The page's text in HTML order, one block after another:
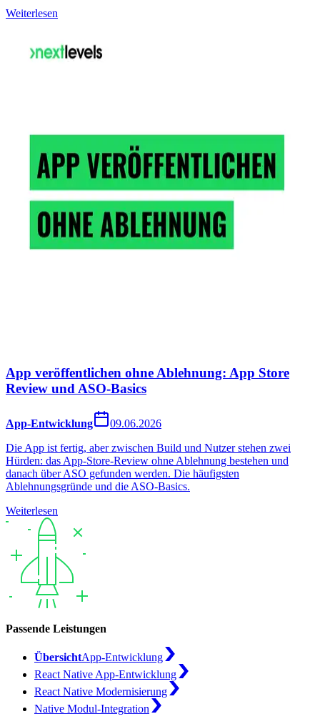
Weiterlesen
App veröffentlichen ohne Ablehnung: App Store
Review und ASO-Basics
App-Entwicklung
09.06.2026
Die App ist fertig, aber zwischen Build und Nutzer stehen zwei
Hürden: das App-Store-Review ohne Ablehnung bestehen und
danach über ASO gefunden werden. Die häufigsten
Ablehnungsgründe und die ASO-Basics.
Weiterlesen
Passende Leistungen
ÜbersichtApp-Entwicklung
React Native App-Entwicklung
React Native Modernisierung
Native Modul-Integration